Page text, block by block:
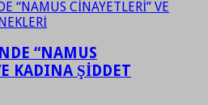
“NAMUS
KADINA ŞİDDET